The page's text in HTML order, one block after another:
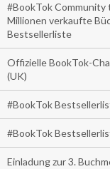
#BookTok
Millionen verkaufte
Bestsellerliste
Offizielle BookTok-
(UK)
#BookTok
#BookTok
Einladung zur 3.